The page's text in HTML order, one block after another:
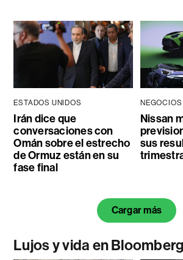
ESTADOS UNIDOS
Irán dice que
conversaciones con
Omán sobre el estrecho
de Ormuz están en su
fase final
NEGOCIOS
Nissan
sus
Cargar más
Lujos y vida en